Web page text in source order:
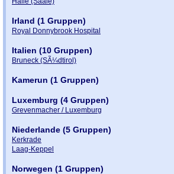
Irland (1 Gruppen)
Royal Donnybrook Hospital
Italien (10 Gruppen)
Bruneck (SÃ¼dtirol)
Kamerun (1 Gruppen)
Luxemburg (4 Gruppen)
Grevenmacher / Luxemburg
Niederlande (5 Gruppen)
Kerkrade
Laag-Keppel
Norwegen (1 Gruppen)